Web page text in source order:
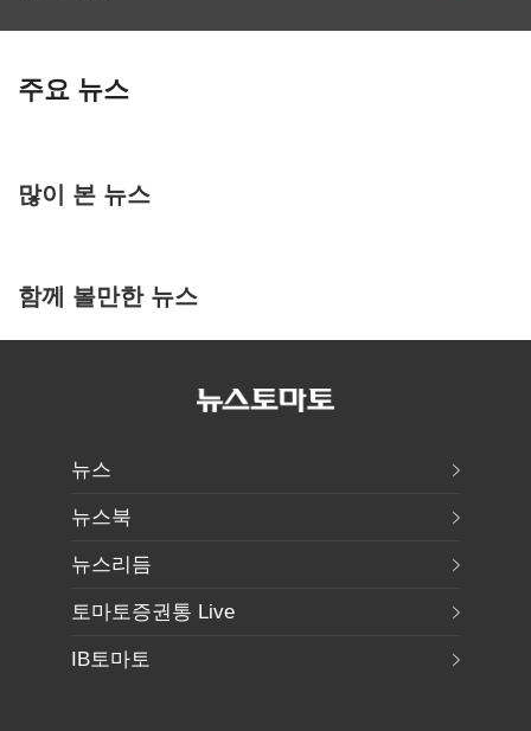
주요 뉴스
많이 본 뉴스
함께 볼만한 뉴스
뉴스
뉴스북
뉴스리듬
토마토증권통 Live
IB토마토